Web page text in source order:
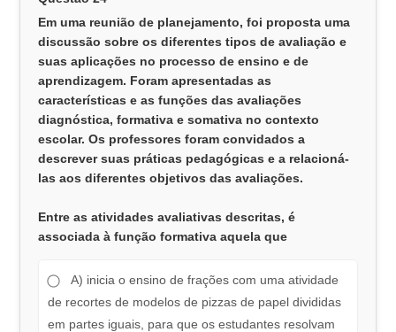
Em uma reunião de planejamento, foi proposta uma
discussão sobre os diferentes tipos de avaliação e
suas aplicações no processo de ensino e de
aprendizagem. Foram apresentadas as
características e as funções das avaliações
diagnóstica, formativa e somativa no contexto
escolar. Os professores foram convidados a
descrever suas práticas pedagógicas e a relacioná-
las aos diferentes objetivos das avaliações.
Entre as atividades avaliativas descritas, é
associada à função formativa aquela que
A) inicia o ensino de frações com uma atividade
de recortes de modelos de pizzas de papel divididas
em partes iguais, para que os estudantes resolvam